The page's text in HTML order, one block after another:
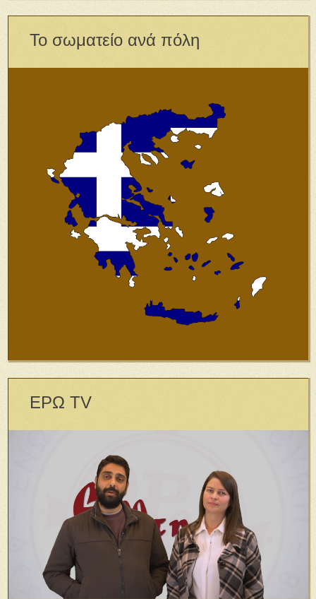
Το σωματείο ανά πόλη
ΕΡΩ TV